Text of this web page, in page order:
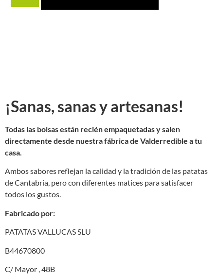
¡Sanas, sanas y artesanas!
Todas las bolsas están recién empaquetadas y salen
directamente desde nuestra fábrica de Valderredible a tu
casa.
Ambos sabores reflejan la calidad y la tradición de las patatas
de Cantabria, pero con diferentes matices para satisfacer
todos los gustos.
Fabricado por:
PATATAS VALLUCAS SLU
B44670800
C/ Mayor , 48B